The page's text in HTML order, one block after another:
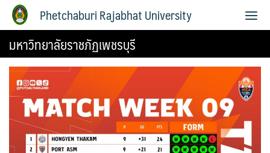
Phetchaburi Rajabhat University
มหาวิทยาลัยราชภัฏเพชรบุรี